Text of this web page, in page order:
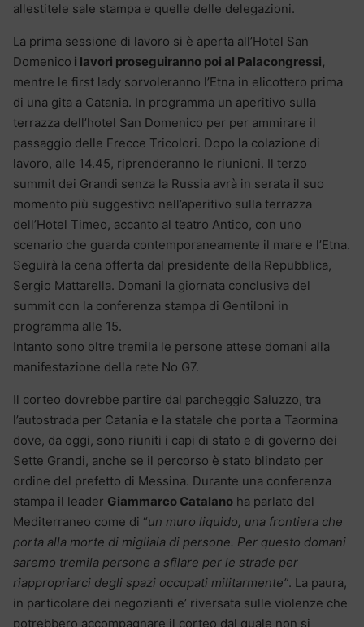
allestitele sale stampa e quelle delle delegazioni.
La prima sessione di lavoro si è aperta all’Hotel San
Domenico i lavori proseguiranno poi al Palacongressi,
mentre le first lady sorvoleranno l’Etna in elicottero prima
di una gita a Catania. In programma un aperitivo sulla
terrazza dell’hotel San Domenico per per ammirare il
passaggio delle Frecce Tricolori. Dopo la colazione di
lavoro, alle 14.45, riprenderanno le riunioni. Il terzo
summit dei Grandi senza la Russia avrà in serata il suo
momento più suggestivo nell’aperitivo sulla terrazza
dell’Hotel Timeo, accanto al teatro Antico, con uno
scenario che guarda contemporaneamente il mare e l’Etna.
Seguirà la cena offerta dal presidente della Repubblica,
Sergio Mattarella. Domani la giornata conclusiva del
summit con la conferenza stampa di Gentiloni in
programma alle 15.
Intanto sono oltre tremila le persone attese domani alla
manifestazione della rete No G7.
Il corteo dovrebbe partire dal parcheggio Saluzzo, tra
l’autostrada per Catania e la statale che porta a Taormina
dove, da oggi, sono riuniti i capi di stato e di governo dei
Sette Grandi, anche se il percorso è stato blindato per
ordine del prefetto di Messina. Durante una conferenza
stampa il leader Giammarco Catalano ha parlato del
Mediterraneo come di “un muro liquido, una frontiera che
porta alla morte di migliaia di persone. Per questo domani
saremo tremila persone a sfilare per le strade per
riappropriarci degli spazi occupati militarmente”. La paura,
in particolare dei negozianti e’ riversata sulle violenze che
potrebbero accompagnare il corteo dal quale non si